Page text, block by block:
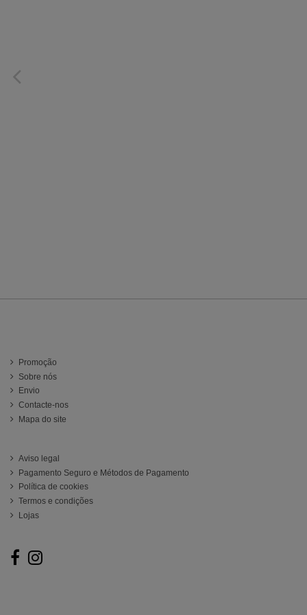
Promoção
Sobre nós
Envio
Contacte-nos
Mapa do site
Aviso legal
Pagamento Seguro e Métodos de Pagamento
Política de cookies
Termos e condições
Lojas